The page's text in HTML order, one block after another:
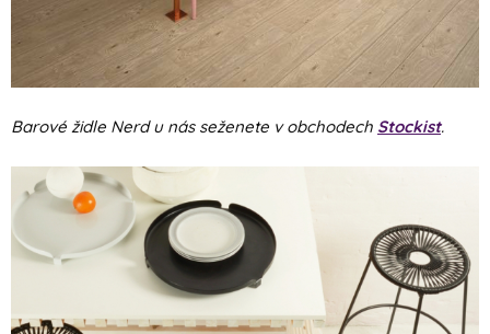
Barové židle Nerd u nás seženete v obchodech Stockist.